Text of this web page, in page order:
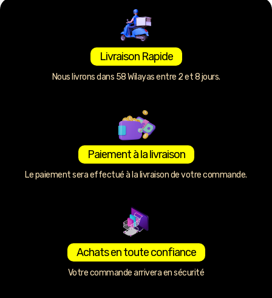
Livraison Rapide
Nous livrons dans 58 Wilayas entre 2 et 8 jours.
Paiement à la livraison
Le paiement sera effectué à la livraison de votre commande.
Achats en toute confiance
Votre commande arrivera en sécurité